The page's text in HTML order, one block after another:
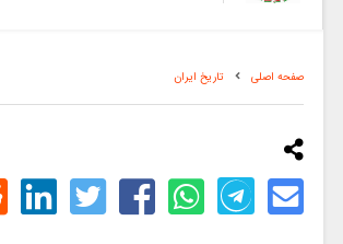
صفحه اصلی تاریخ ایران